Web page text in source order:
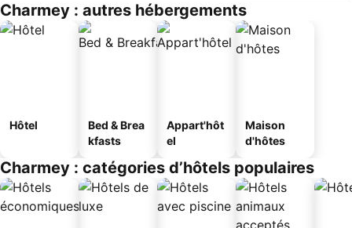
Charmey : autres hébergements
Hôtel
Bed & Brea
kfasts
Appart'hôt
el
Maison
d'hôtes
Charmey : catégories d’hôtels populaires